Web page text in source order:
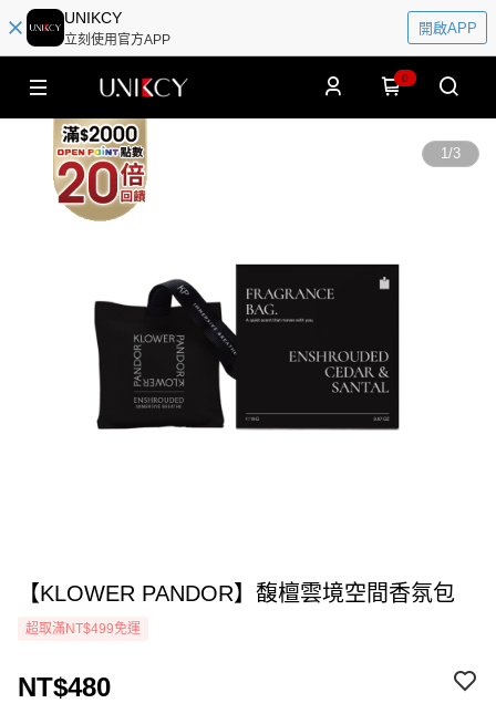
UNIKCY
立刻使用官方APP
開啟APP
0
1/3
【KLOWER PANDOR】馥檀雲境空間香氛包
超取滿NT$499免運
NT$480